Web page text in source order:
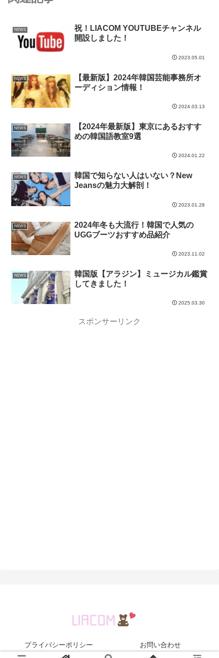
NEWS
祝！LIACOM YOUTUBEチャンネル
開設しました！
2023.05.01
NEWS
【最新版】2024年韓国芸能事務所オ
ーディション情報！
2024.03.13
NEWS
【2024年最新版】東京にあるおすす
めの韓国語教室9選
2024.01.22
NEWS
韓国で知らない人はいない？New
Jeansの魅力大解剖！
2023.01.28
NEWS
2024年冬も大流行！韓国で人気の
UGGブーツおすすめ品紹介
2023.11.02
NEWS
韓国版【アラジン】ミュージカル鑑賞
してきました！
2025.03.30
スポンサーリンク
プライバシーポリシー お問い合わせ